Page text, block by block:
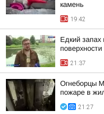
камень
19:42
Едкий запах
21:37
Огнеборцы
пожаре в
21:27